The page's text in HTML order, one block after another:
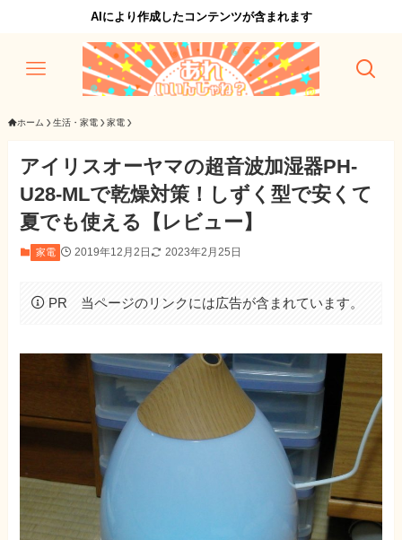
AIにより作成したコンテンツが含まれます
ホーム 生活・家電 家電
アイリスオーヤマの超音波加湿器PH-
U28-MLで乾燥対策！しずく型で安くて
夏でも使える【レビュー】
家電 2019年12月2日 2023年2月25日
PR 当ページのリンクには広告が含まれています。